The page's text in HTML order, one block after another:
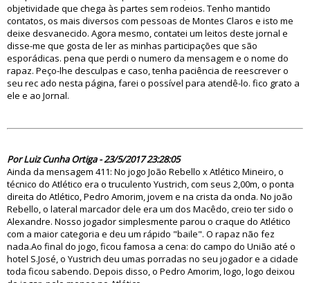
objetividade que chega às partes sem rodeios. Tenho mantido
contatos, os mais diversos com pessoas de Montes Claros e isto me
deixe desvanecido. Agora mesmo, contatei um leitos deste jornal e
disse-me que gosta de ler as minhas participações que são
esporádicas. pena que perdi o numero da mensagem e o nome do
rapaz. Peço-lhe desculpas e caso, tenha paciência de reescrever o
seu rec ado nesta página, farei o possível para atendê-lo. fico grato a
ele e ao Jornal.
Por Luiz Cunha Ortiga - 23/5/2017 23:28:05
Ainda da mensagem 411: No jogo João Rebello x Atlético Mineiro, o
técnico do Atlético era o truculento Yustrich, com seus 2,00m, o ponta
direita do Atlético, Pedro Amorim, jovem e na crista da onda. No joão
Rebello, o lateral marcador dele era um dos Macêdo, creio ter sido o
Alexandre. Nosso jogador simplesmente parou o craque do Atlético
com a maior categoria e deu um rápido "baile". O rapaz não fez
nada.Ao final do jogo, ficou famosa a cena: do campo do União até o
hotel S.José, o Yustrich deu umas porradas no seu jogador e a cidade
toda ficou sabendo. Depois disso, o Pedro Amorim, logo, logo deixou